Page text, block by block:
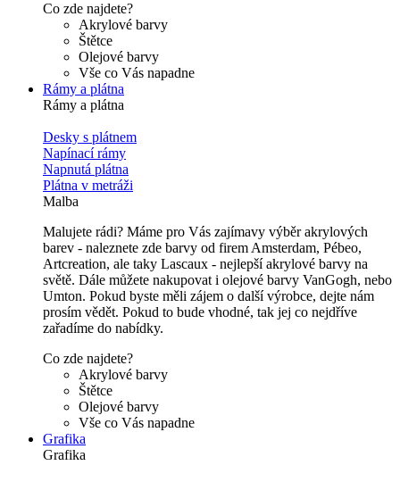
Co zde najdete?
Akrylové barvy
Štětce
Olejové barvy
Vše co Vás napadne
Rámy a plátna
Rámy a plátna
Desky s plátnem
Napínací rámy
Napnutá plátna
Plátna v metráži
Malba
Malujete rádi? Máme pro Vás zajímavy výběr akrylových
barev - naleznete zde barvy od firem Amsterdam, Pébeo,
Artcreation, ale taky Lascaux - nejlepší akrylové barvy na
světě. Dále můžete nakupovat i olejové barvy VanGogh, nebo
Umton. Pokud byste měli zájem o další výrobce, dejte nám
prosím vědět. Pokud to bude vhodné, tak jej co nejdříve
zařadíme do nabídky.
Co zde najdete?
Akrylové barvy
Štětce
Olejové barvy
Vše co Vás napadne
Grafika
Grafika